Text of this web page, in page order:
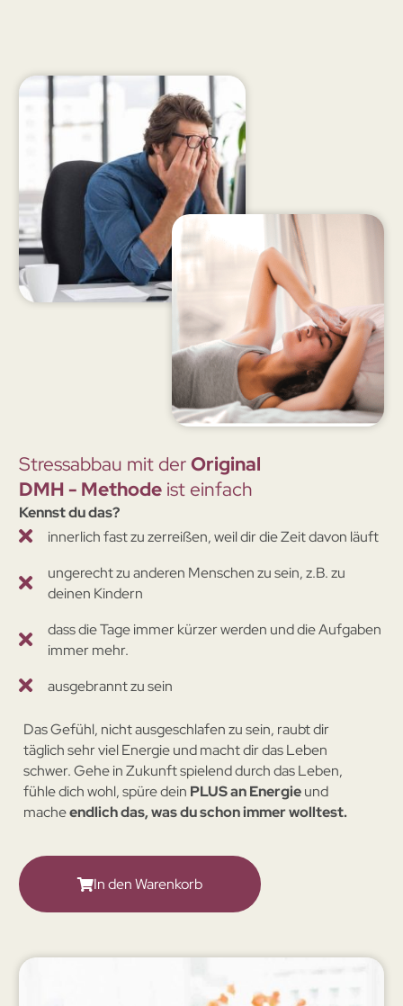
Stressabbau mit derOriginal
DMH - Methodeist einfach
Kennst du das?
innerlich fast zu zerreißen, weil dir die Zeit davon läuft
ungerecht zu anderen Menschen zu sein, z.B. zu
deinen Kindern
dass die Tage immer kürzer werden und die Aufgaben
immer mehr.
ausgebrannt zu sein
Das Gefühl, nicht ausgeschlafen zu sein, raubt dir
täglich sehr viel Energie und macht dir das Leben
schwer. Gehe in Zukunft spielend durch das Leben,
fühle dich wohl, spüre dein PLUS an Energieund
macheendlich das, was du schon immer wolltest.
In den Warenkorb